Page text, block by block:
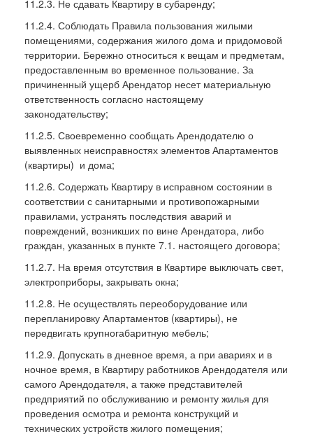
11.2.3. Не сдавать Квартиру в субаренду;
11.2.4. Соблюдать Правила пользования жилыми
помещениями, содержания жилого дома и придомовой
территории. Бережно относиться к вещам и предметам,
предоставленным во временное пользование. За
причиненный ущерб Арендатор несет материальную
ответственность согласно настоящему
законодательству;
11.2.5. Своевременно сообщать Арендодателю о
выявленных неисправностях элементов Апартаментов
(квартиры) и дома;
11.2.6. Содержать Квартиру в исправном состоянии в
соответствии с санитарными и противопожарными
правилами, устранять последствия аварий и
повреждений, возникших по вине Арендатора, либо
граждан, указанных в пункте 7.1. настоящего договора;
11.2.7. На время отсутствия в Квартире выключать свет,
электроприборы, закрывать окна;
11.2.8. Не осуществлять переоборудование или
перепланировку Апартаментов (квартиры), не
передвигать крупногабаритную мебель;
11.2.9. Допускать в дневное время, а при авариях и в
ночное время, в Квартиру работников Арендодателя или
самого Арендодателя, а также представителей
предприятий по обслуживанию и ремонту жилья для
проведения осмотра и ремонта конструкций и
технических устройств жилого помещения;